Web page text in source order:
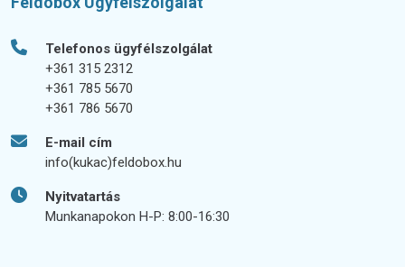
Telefonos ügyfélszolgálat
+361 315 2312
+361 785 5670
+361 786 5670
E-mail cím
info(kukac)feldobox.hu
Nyitvatartás
Munkanapokon H-P: 8:00-16:30